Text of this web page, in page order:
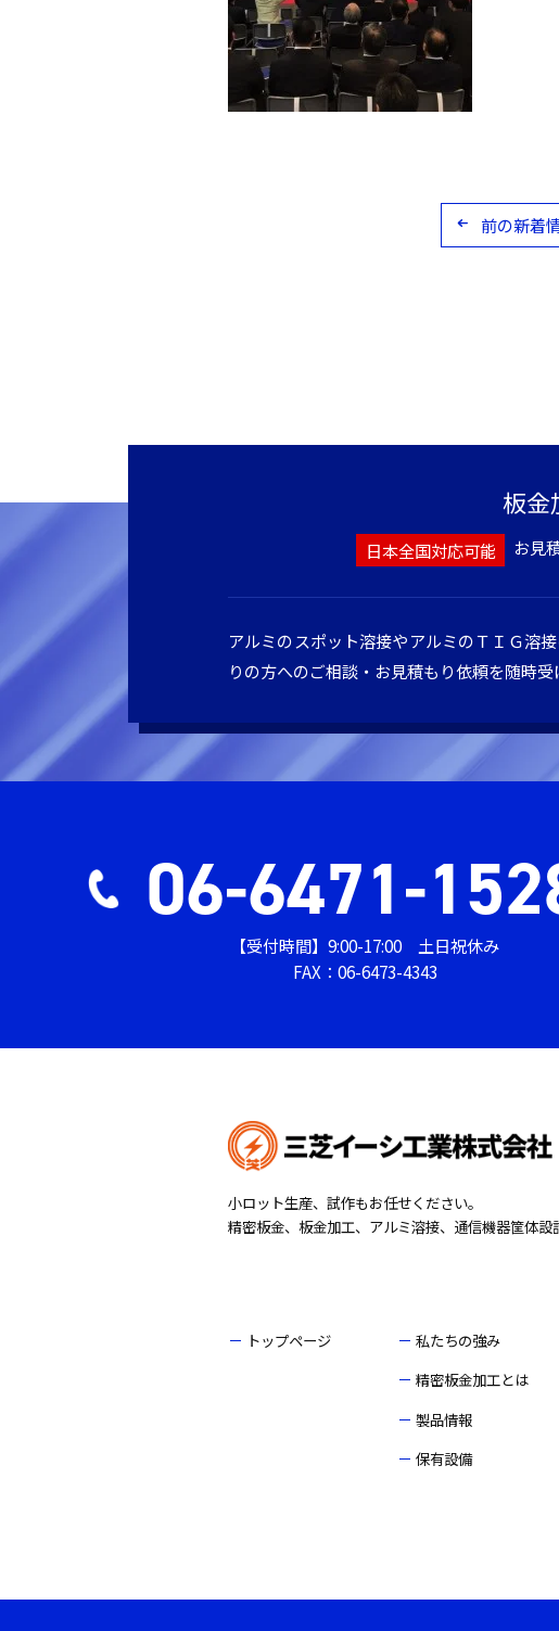
前の新着
板金
日本全国対応可能 お見
アルミのスポット溶接やアルミのＴＩＧ溶
りの方へのご相談・お見積もり依頼を随時受
06-6471-
【受付時間】9:00-17:00 土日祝休み
FAX：06-6473-4343
小ロット生産、試作もお任せください。
精密板金、板金加工、アルミ溶接、通信機器筐体設
トップページ
私たちの強み
精密板金加工とは
製品情報
保有設備